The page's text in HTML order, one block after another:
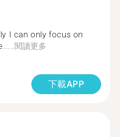
I can only focus on
閱讀更多
下載APP